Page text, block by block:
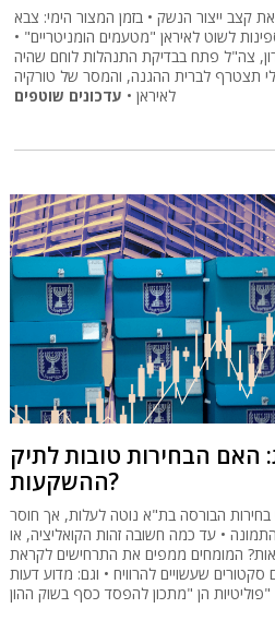
קצב ייצור הנשק • בזמן המצור הימי: צבא
הודיע כי איפשר ל-30 ספינות לשוט לאיראן "מטעמים הומניטריים" •
צה"ל פתח בבדיקת התנהלות לוחם שהיה
תצטרף לברית ההגנה, והמסר של טורקיה
לאיראן • עדכונים שוטפים
האם הבחירות טובות לתיק
ההשקעות?
הבורסה בת"א נוטה לעלות, אך חוסר
• עד כמה חשובה זהות הקואליציה, או
המומחים ממפים את התרחישים לקראת
שעשויים להרוויח • וגם: מדוע דעות
פוליטיות הן "מתכון להפסד כסף בשוק ההון"